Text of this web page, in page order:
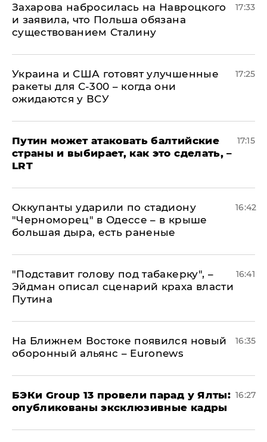
​Захарова набросилась на Навроцкого
и заявила, что Польша обязана
существованием Сталину
17:33
Украина и США готовят улучшенные
ракеты для С-300 – когда они
ожидаются у ВСУ
17:25
Путин может атаковать балтийские
страны и выбирает, как это сделать, –
LRT
17:15
Оккупанты ударили по стадиону
"Черноморец" в Одессе – в крыше
большая дыра, есть раненые
16:42
​"Подставит голову под табакерку", –
Эйдман описал сценарий краха власти
Путина
16:41
На Ближнем Востоке появился новый
оборонный альянс – Euronews
16:35
​БЭКи Group 13 провели парад у Ялты:
опубликованы эксклюзивные кадры
16:27